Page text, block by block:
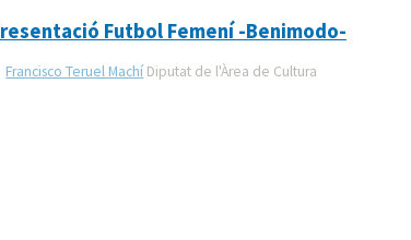
Futbol Femení -Benimodo-
Francisco Teruel Machí Diputat de l'Àrea de Cultura